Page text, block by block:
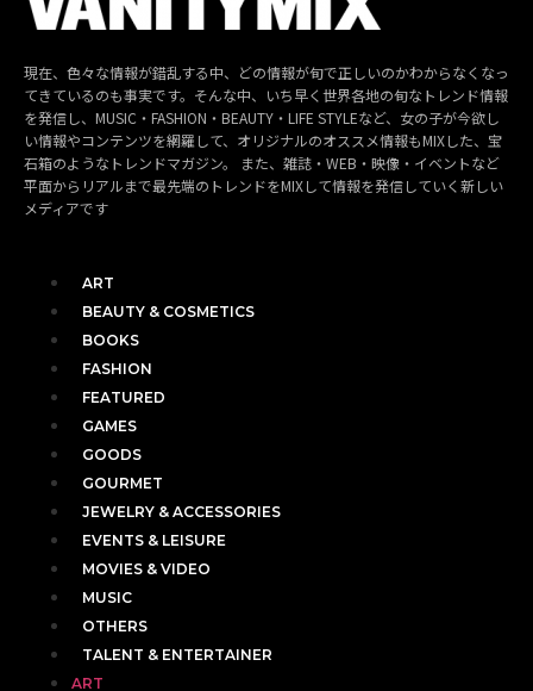
現在、色々な情報が錯乱する中、どの情報が旬で正しいのかわからなくなっ
てきているのも事実です。そんな中、いち早く世界各地の旬なトレンド情報
を発信し、MUSIC・FASHION・BEAUTY・LIFE STYLEなど、女の子が今欲し
い情報やコンテンツを網羅して、オリジナルのオススメ情報もMIXした、宝
石箱のようなトレンドマガジン。 また、雑誌・WEB・映像・イベントなど
平面からリアルまで最先端のトレンドをMIXして情報を発信していく新しい
メディアです
ART
BEAUTY & COSMETICS
BOOKS
FASHION
FEATURED
GAMES
GOODS
GOURMET
JEWELRY & ACCESSORIES
EVENTS & LEISURE
MOVIES & VIDEO
MUSIC
OTHERS
TALENT & ENTERTAINER
ART